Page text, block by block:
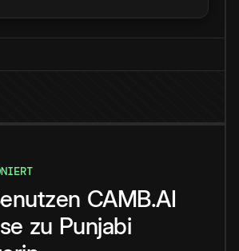
CAMB.AI
zu Punjabi